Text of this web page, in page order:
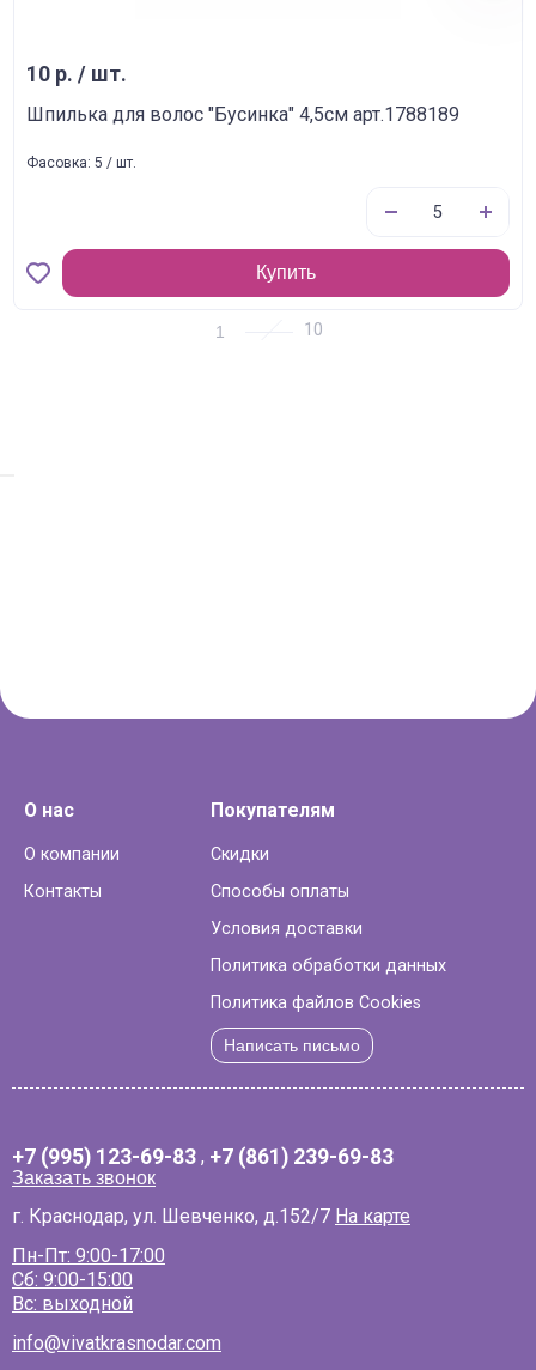
10 р. / шт.
Шпилька для волос "Бусинка" 4,5см арт.1788189
Фасовка: 5 / шт.
Купить
1
О нас
О компании
Контакты
Покупателям
Скидки
Способы оплаты
Условия доставки
Политика обработки данных
Политика файлов Cookies
Написать письмо
+7 (995) 123-69-83 , +7 (861) 239-69-83
Заказать звонок
г. Краснодар, ул. Шевченко, д.152/7 На карте
Пн-Пт: 9:00-17:00
Сб: 9:00-15:00
Вс: выходной
info@vivatkrasnodar.com